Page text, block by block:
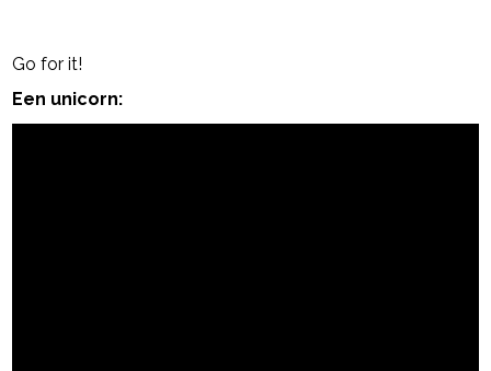
Go for it!
Een unicorn: